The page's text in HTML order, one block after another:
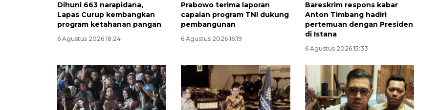
Dihuni 663 narapidana,
Lapas Curup kembangkan
program ketahanan pangan
6 Agustus 2026 18:24
Prabowo terima laporan
capaian program TNI dukung
pembangunan
6 Agustus 2026 16:19
Bareskrim respons kabar
Anton Timbang hadiri
pertemuan dengan Presiden
di Istana
6 Agustus 2026 15:33
160 ribu sambungan baru
jaringan gas 2026